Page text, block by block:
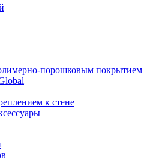
порошковым покрытием
к стене